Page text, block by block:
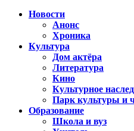
Новости
Анонс
Хроника
Культура
Дом актёра
Литература
Кино
Культурное
Парк культуры и
Образование
Школа и вуз